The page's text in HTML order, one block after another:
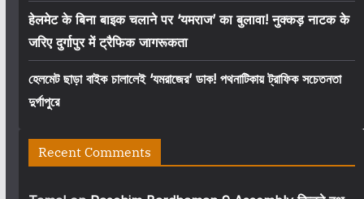
हेलमेट के बिना बाइक चलाने पर ‘यमराज’ का बुलावा! नुक्कड़ नाटक के
जरिए दुर्गापुर में ट्रैफिक जागरूकता
হেলমেট ছাড়া বাইক চালালেই ‘যমরাজের’ ডাক! পথনাটিকায় ট্রাফিক সচেতনতা
দুর্গাপুরে
Recent Comments